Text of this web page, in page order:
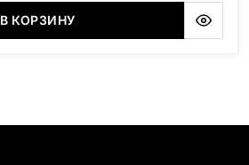
В КОРЗИНУ